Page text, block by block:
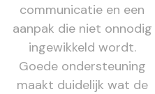
communicatie en een
aanpak die niet onnodig
ingewikkeld wordt.
Goede ondersteuning
maakt duidelijk wat de